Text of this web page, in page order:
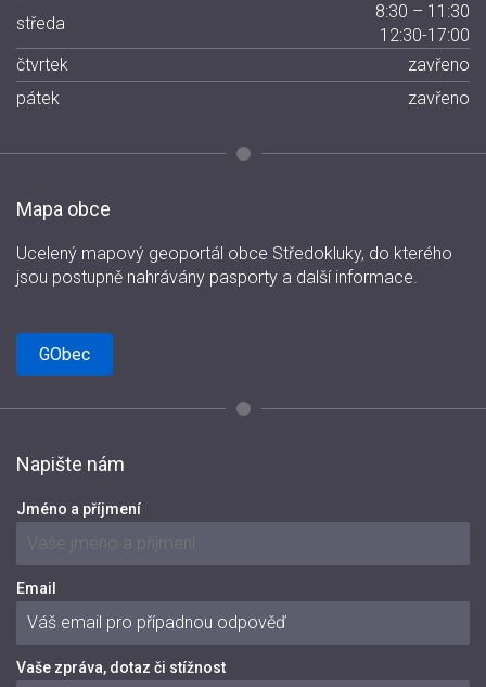
středa
8:30 – 11:30
12:30-17:00
čtvrtek
zavřeno
pátek
zavřeno
Mapa obce
Ucelený mapový geoportál obce Středokluky, do kterého
jsou postupně nahrávány pasporty a další informace.
GObec
Napište nám
Jméno a příjmení
Email
Vaše zpráva, dotaz či stížnost